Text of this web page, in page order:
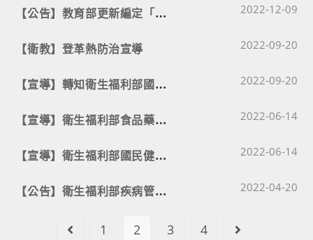
【
公告】教育部更新編定「111年版適用學校之環保法規彙編手冊」 Post published:
2022-12-09
【衛教】登革熱防治宣導 Post published:
2022-09-20
【
宣導】轉知衛生福利部國民健康署「國人膳食營養素參考攝取量」第八版之名詞說明(含歷史沿革)、蛋白質、脂質、鈉、鉀、鐵、鎂章節業於詳見國民健康署網頁公告。 Post published:
2022-09-20
【
宣導】衛生福利部食品藥物管理署製作「防範諾羅病毒食品中毒很簡單！」影片連結。 Post published:
2022-06-14
【
宣導】衛生福利部國民健康署為提升青少年性健康促進識能，製作相關影片、實務工作者手冊及學習單張等衛教素材，請協助推廣並多加利用 Post published:
2022-06-14
【
公告】衛生福利部疾病管制署「登革熱/屈公病防治工作指引」修訂版 Post published:
2022-04-20
Go to the previous page
1 2 3 4 Go to the